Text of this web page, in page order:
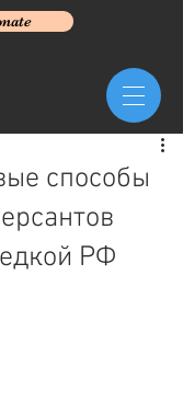
способы
РФ